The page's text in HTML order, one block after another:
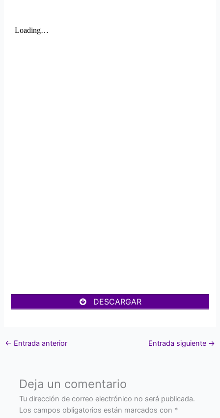
DESCARGAR
← Entrada anterior Entrada siguiente →
Deja un comentario
Tu dirección de correo electrónico no será publicada.
Los campos obligatorios están marcados con *